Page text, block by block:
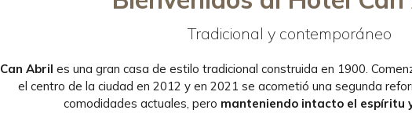
Tradicional y contemporáneo
Can Abril es una gran casa de estilo tradicional construida en 1900.
el centro de la ciudad en 2012 y en 2021 se acometió una segunda
comodidades actuales, pero manteniendo intacto el espíritu